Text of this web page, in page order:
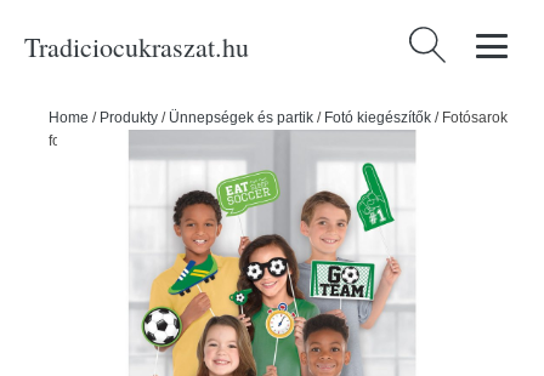
Tradiciocukraszat.hu Keresés:
Home / Produkty / Ünnepségek és partik / Fotó kiegészítők / Fotósarok
foci 13 db - Amscan